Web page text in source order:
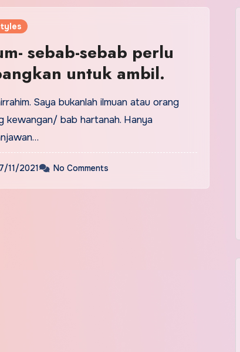
sebab-sebab perlu
untuk ambil.
Saya bukanlah ilmuan atau orang
kewangan/ bab hartanah. Hanya
11/2021 No Comments